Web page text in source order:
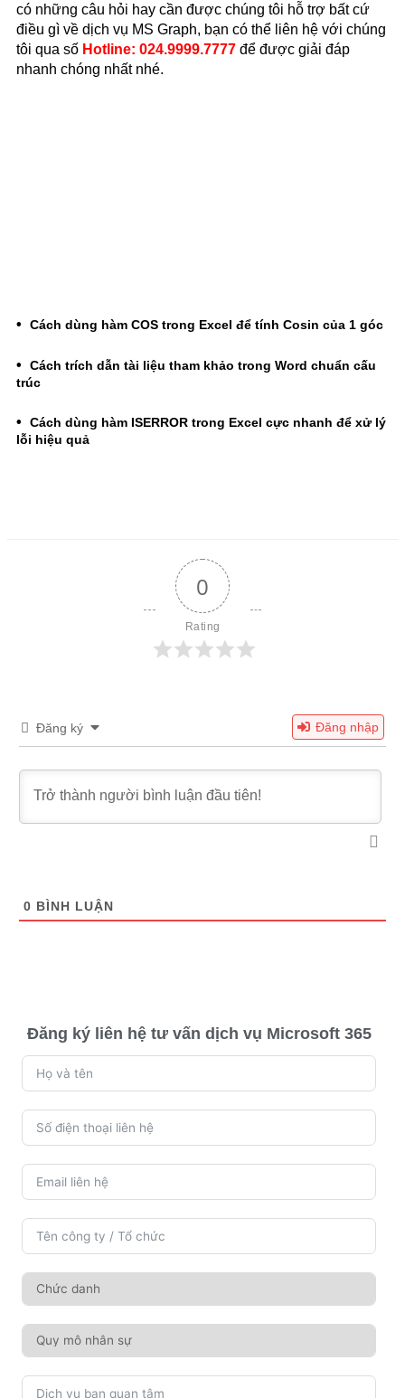
có những câu hỏi hay cần được chúng tôi hỗ trợ bất cứ
điều gì về dịch vụ MS Graph, bạn có thể liên hệ với chúng
tôi qua số Hotline: 024.9999.7777 để được giải đáp
nhanh chóng nhất nhé.
Cách dùng hàm COS trong Excel để tính Cosin của 1 góc
Cách trích dẫn tài liệu tham khảo trong Word chuẩn cấu
trúc
Cách dùng hàm ISERROR trong Excel cực nhanh để xử lý
lỗi hiệu quả
0
Rating
Đăng ký Đăng nhập
0 BÌNH LUẬN
Đăng ký liên hệ tư vấn dịch vụ Microsoft 365